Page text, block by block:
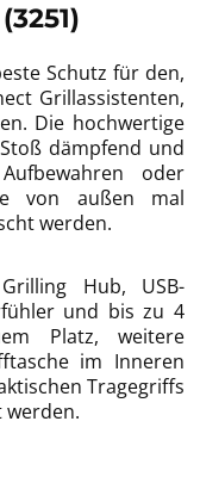
Schutz für den,
Grillassistenten,
Die hochwertige
dämpfend und
oder
von außen mal
werden.
Hub, USB-
und bis zu 4
Platz, weitere
im Inneren
Tragegriffs
werden.